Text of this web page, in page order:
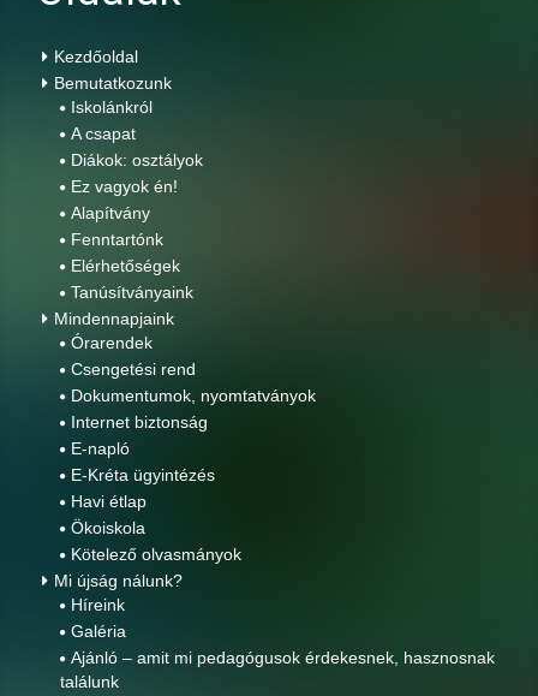
Kezdőoldal
Bemutatkozunk
Iskolánkról
A csapat
Diákok: osztályok
Ez vagyok én!
Alapítvány
Fenntartónk
Elérhetőségek
Tanúsítványaink
Mindennapjaink
Órarendek
Csengetési rend
Dokumentumok, nyomtatványok
Internet biztonság
E-napló
E-Kréta ügyintézés
Havi étlap
Ökoiskola
Kötelező olvasmányok
Mi újság nálunk?
Híreink
Galéria
Ajánló – amit mi pedagógusok érdekesnek, hasznosnak
találunk